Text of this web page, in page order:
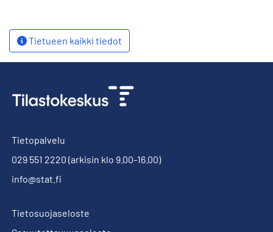
Tietueen kaikki tiedot
Tietopalvelu
029 551 2220 (arkisin klo 9.00-16.00)
info@stat.fi
Tietosuojaseloste